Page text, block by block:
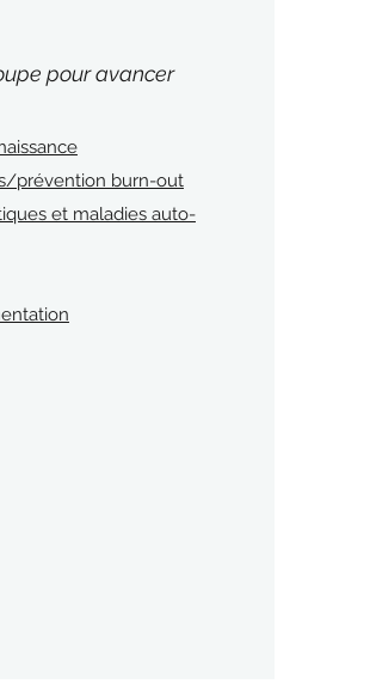
pour avancer
prévention burn-out
et maladies auto-